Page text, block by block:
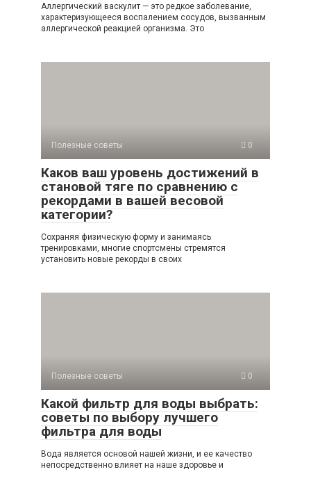
Аллергический васкулит — это редкое заболевание,
характеризующееся воспалением сосудов, вызванным
аллергической реакцией организма. Это
Полезные советы 0
Каков ваш уровень достижений в
становой тяге по сравнению с
рекордами в вашей весовой
категории?
Сохраняя физическую форму и занимаясь
тренировками, многие спортсмены стремятся
установить новые рекорды в своих
Полезные советы 0
Какой фильтр для воды выбрать:
советы по выбору лучшего
фильтра для воды
Вода является основой нашей жизни, и ее качество
непосредственно влияет на наше здоровье и